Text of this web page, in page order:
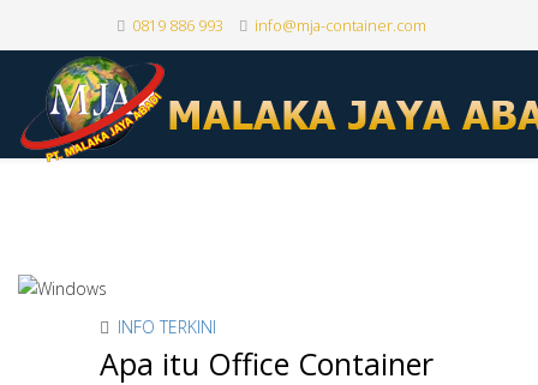
0819 886 993 info@mja-container.com
INFO TERKINI
Apa itu Office Container